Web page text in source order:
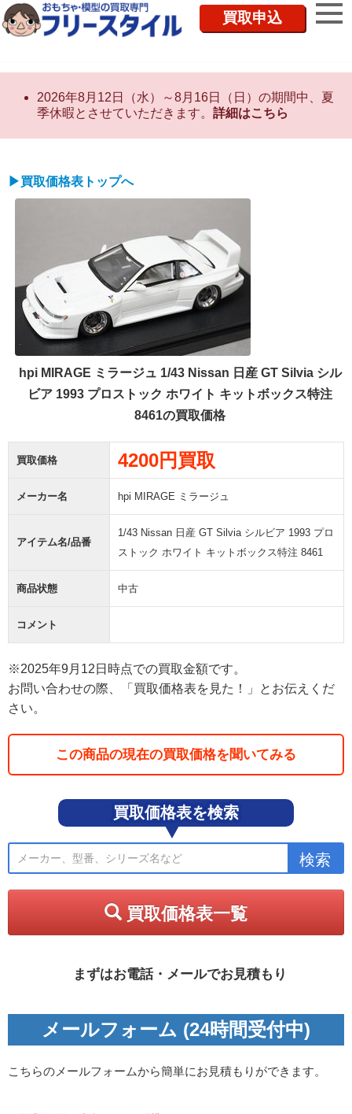
買取申込
2026年8月12日（水）～8月16日（日）の期間中、夏
季休暇とさせていただきます。 詳細はこちら
▶買取価格表トップへ
hpi MIRAGE ミラージュ 1/43 Nissan 日産 GT Silvia シル
ビア 1993 プロストック ホワイト キットボックス特注
8461の買取価格
買取価格 4200円買取
メーカー名 hpi MIRAGE ミラージュ
アイテム名/品番
1/43 Nissan 日産 GT Silvia シルビア 1993 プロ
ストック ホワイト キットボックス特注 8461
商品状態 中古
コメント
※2025年9月12日時点での買取金額です。
お問い合わせの際、「買取価格表を見た！」とお伝えくだ
さい。
この商品の現在の買取価格を聞いてみる
買取価格表を検索
買取価格表一覧
まずはお電話・メールでお見積もり
メールフォーム (24時間受付中)
こちらのメールフォームから簡単にお見積もりができます。